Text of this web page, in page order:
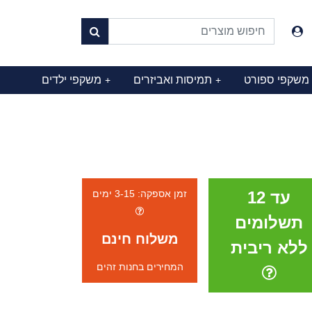
משקפי ספורט תמיסות ואביזרים + משקפי ילדים +
עד 12
תשלומים
ללא ריבית
זמן אספקה: 3-15 ימים
משלוח חינם
המחירים בחנות זהים